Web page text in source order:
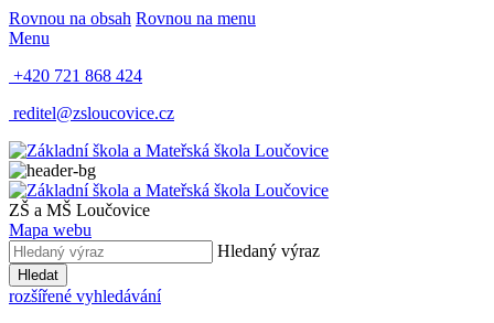
Rovnou na obsah Rovnou na menu
Menu
+420 721 868 424
reditel@zsloucovice.cz
ZŠ a MŠ Loučovice
Mapa webu
Hledaný výraz
Hledat
rozšířené vyhledávání